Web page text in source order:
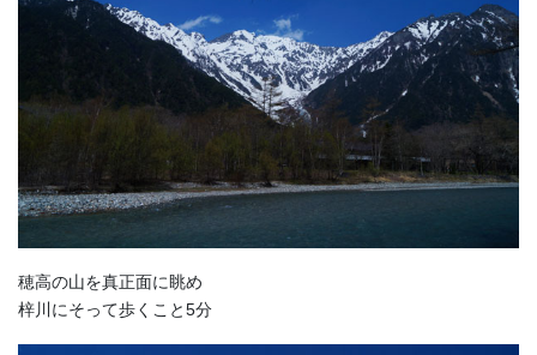
穂高の山を真正面に眺め
梓川にそって歩くこと5分